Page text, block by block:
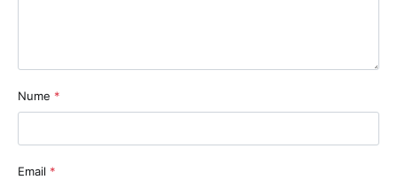
Nume *
Email *